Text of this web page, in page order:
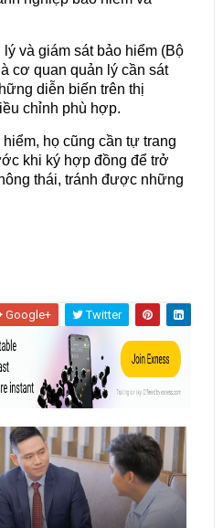
và giám sát bảo hiểm (Bộ
cơ quan quản lý cần sát
diễn biến trên thị
chỉnh phù hợp.
họ cũng cần tự trang
khi ký hợp đồng để trở
thái, tránh được những
Google+ Twitter